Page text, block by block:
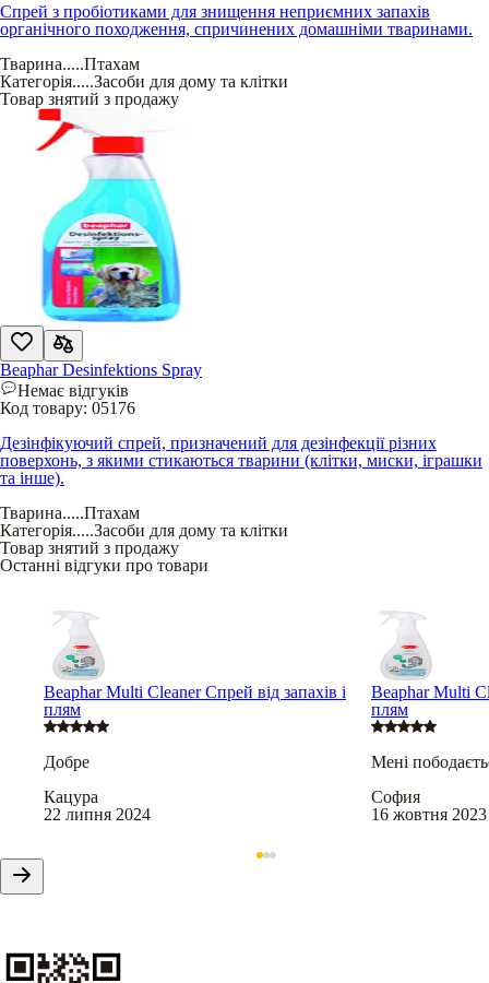
Спрей з пробіотиками для знищення неприємних запахів
органічного походження, спричинених домашніми тваринами.
Тварина.....Птахам
Категорія.....Засоби для дому та клітки
Товар знятий з продажу
Beaphar Desinfektions Spray
Немає відгуків
Код товару: 05176
Дезінфікуючий спрей, призначений для дезінфекції різних
поверхонь, з якими стикаються тварини (клітки, миски, іграшки
та інше).
Тварина.....Птахам
Категорія.....Засоби для дому та клітки
Товар знятий з продажу
Останні відгуки про товари
Beaphar Multi Cleaner Спрей від запахів і
плям
Добре
Кацура
22 липня 2024
Beaphar Multi
плям
Мені
София
16 жовтня 2023